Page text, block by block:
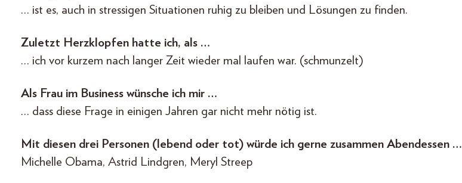
… ist es, auch in stressigen Situationen ruhig zu bleiben und Lösungen zu finden.
Zuletzt Herzklopfen hatte ich, als …
… ich vor kurzem nach langer Zeit wieder mal laufen war. (schmunzelt)
Als Frau im Business wünsche ich mir …
… dass diese Frage in einigen Jahren gar nicht mehr nötig ist.
Mit diesen drei Personen (lebend oder tot) würde ich gerne zusammen Abendessen …
Michelle Obama, Astrid Lindgren, Meryl Streep